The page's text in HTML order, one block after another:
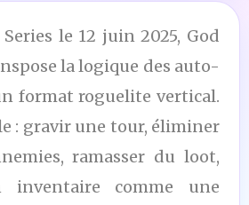
le 12 juin 2025, God
la logique des auto-
format roguelite vertical.
: gravir une tour, éliminer
ramasser du loot,
inventaire comme une